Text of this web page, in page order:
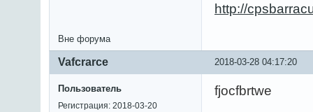
http://
Вне форума
2018-03-28 04:17:20
Vafcrarce
Пользователь
Регистрация: 2018-03-20
fjocfbrtwe